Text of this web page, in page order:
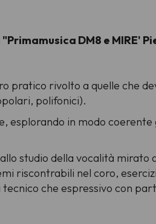
DM8 e MIRE'
pratico rivolto a quelle che
polifonici).
esplorando in modo coerente
studio della vocalità mirato
riscontrabili nel coro,
tecnico che espressivo con